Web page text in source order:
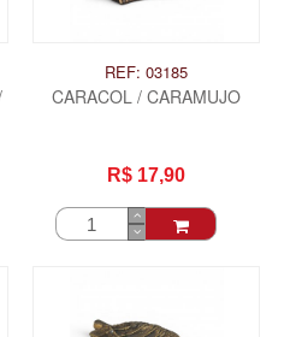
REF: 03185
CARACOL / CARAMUJO
R$ 17,90